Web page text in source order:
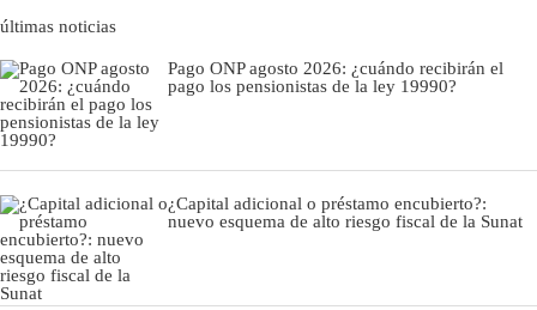
últimas noticias
Pago ONP agosto 2026: ¿cuándo recibirán el
pago los pensionistas de la ley 19990?
¿Capital adicional o préstamo encubierto?:
nuevo esquema de alto riesgo fiscal de la Sunat